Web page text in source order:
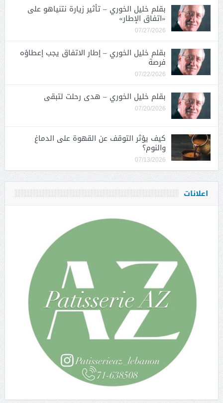
بقلم خليل الخوري – تأثير زيارة نتنياهو على
«اتفاق الإطار»
07/27/2026
بقلم خليل الخوري – إطار الاتفاق يجب إعطاؤه
فرصة
07/22/2026
بقلم خليل الخوري – هدى رحلت لتبقى
07/20/2026
كيف يؤثر التوقف عن القهوة على الدماغ
والنوم؟
07/13/2026
اعلانات